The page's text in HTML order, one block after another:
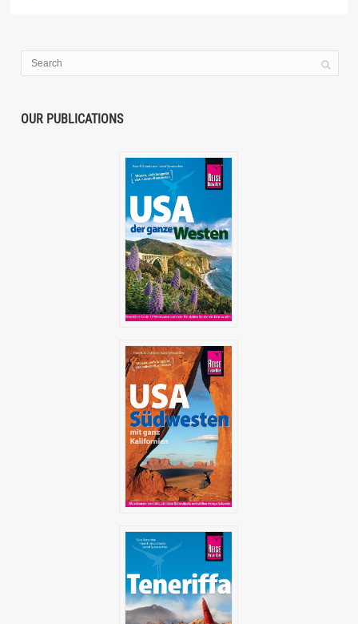
OUR PUBLICATIONS